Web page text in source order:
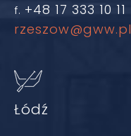
f. +48 17 333 10 11
rzeszow@gww.pl
Łódź